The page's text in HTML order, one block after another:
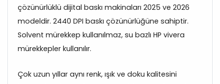
çözünürlüklü dijital baskı makinaları 2025 ve 2026
modeldir. 2440 DPI baskı çözünürlüğüne sahiptir.
Solvent mürekkep kullanılmaz, su bazlı HP vivera
mürekkepler kullanılır.
Çok uzun yıllar aynı renk, ışık ve doku kalitesini